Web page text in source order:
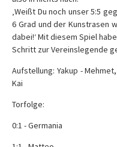
‚Weißt Du noch unser 5:5
6 Grad und der Kunstrasen
dabei!‘Mit diesem Spiel
Schritt zur Vereinslegende
Aufstellung: Yakup -
Kai
Torfolge:
0:1 - Germania